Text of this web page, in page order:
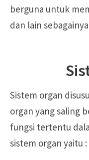
berguna untuk
dan lain
Sistem organ
organ yang saling
fungsi tertentu
sistem organ yaitu :